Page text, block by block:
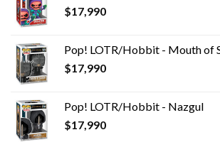
$17,990
Pop! LOTR/Hobbit - Mouth of
$17,990
Pop! LOTR/Hobbit - Nazgul
$17,990